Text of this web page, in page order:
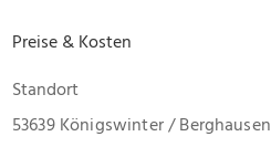
Preise & Kosten
Standort
53639 Königswinter / Berghausen